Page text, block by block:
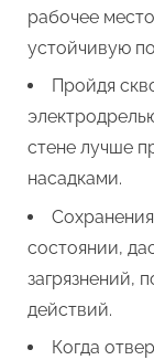
рабочее
устойчивую
Пройдя
стене лучше
насадками.
состоянии,
загрязнений,
действий.
Когда